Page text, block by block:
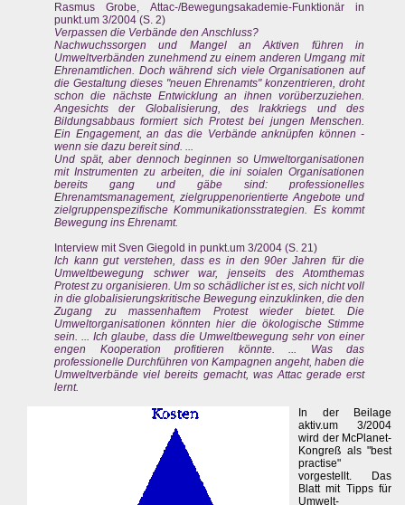
Rasmus Grobe, Attac-/Bewegungsakademie-Funktionär in
punkt.um 3/2004 (S. 2)
Verpassen die Verbände den Anschluss?
Nachwuchssorgen und Mangel an Aktiven führen in
Umweltverbänden zunehmend zu einem anderen Umgang mit
Ehrenamtlichen. Doch während sich viele Organisationen auf
die Gestaltung dieses "neuen Ehrenamts" konzentrieren, droht
schon die nächste Entwicklung an ihnen vorüberzuziehen.
Angesichts der Globalisierung, des Irakkriegs und des
Bildungsabbaus formiert sich Protest bei jungen Menschen.
Ein Engagement, an das die Verbände anknüpfen können -
wenn sie dazu bereit sind. ...
Und spät, aber dennoch beginnen so Umweltorganisationen
mit Instrumenten zu arbeiten, die ini soialen Organisationen
bereits gang und gäbe sind: professionelles
Ehrenamtsmanagement, zielgruppenorientierte Angebote und
zielgruppenspezifische Kommunikationsstrategien. Es kommt
Bewegung ins Ehrenamt.
Interview mit Sven Giegold in punkt.um 3/2004 (S. 21)
Ich kann gut verstehen, dass es in den 90er Jahren für die
Umweltbewegung schwer war, jenseits des Atomthemas
Protest zu organisieren. Um so schädlicher ist es, sich nicht voll
in die globalisierungskritische Bewegung einzuklinken, die den
Zugang zu massenhaftem Protest wieder bietet. Die
Umweltorganisationen könnten hier die ökologische Stimme
sein. ... Ich glaube, dass die Umweltbewegung sehr von einer
engen Kooperation profitieren könnte. ... Was das
professionelle Durchführen von Kampagnen angeht, haben die
Umweltverbände viel bereits gemacht, was Attac gerade erst
lernt.
In der Beilage
aktiv.um 3/2004
wird der McPlanet-
Kongreß als "best
practise"
vorgestellt. Das
Blatt mit Tipps für
Umwelt-